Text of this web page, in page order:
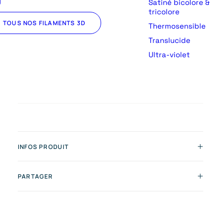
TOUS NOS FILAMENTS 3D
Satiné bicolore &
tricolore
Thermosensible
Translucide
Ultra-violet
INFOS PRODUIT
PARTAGER